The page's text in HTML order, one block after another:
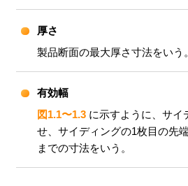
厚さ
製品断面の最大厚さ寸法をいう。
有効幅
図1.1〜1.3 に示すように、サイ
せ、サイディングの1枚目の先
までの寸法をいう。